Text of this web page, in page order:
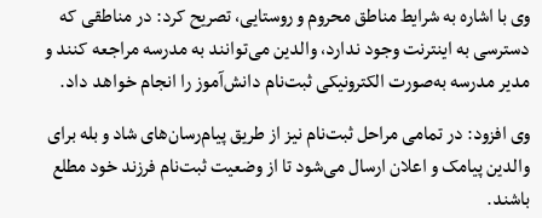
وی با اشاره به شرایط مناطق محروم و روستایی، تصریح کرد: در مناطقی که
دسترسی به اینترنت وجود ندارد، والدین می‌توانند به مدرسه مراجعه کنند و
مدیر مدرسه به‌صورت الکترونیکی ثبت‌نام دانش‌آموز را انجام خواهد داد.
وی افزود: در تمامی مراحل ثبت‌نام نیز از طریق پیام‌رسان‌های شاد و بله برای
والدین پیامک و اعلان ارسال می‌شود تا از وضعیت ثبت‌نام فرزند خود مطلع
باشند.